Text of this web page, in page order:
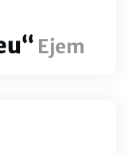
Ejem